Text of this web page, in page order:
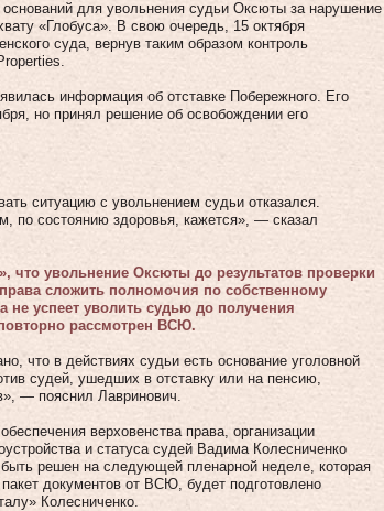
для увольнения судьи Оксюты за нарушение
«Глобуса». В свою очередь, 15 октября
суда, вернув таким образом контроль
информация об отставке Побережного. Его
но принял решение об освобождении его
ситуацию с увольнением судьи отказался.
по состоянию здоровья, кажется», — сказал
что увольнение Оксюты до результатов проверки
сложить полномочия по собственному
успеет уволить судью до получения
рассмотрен ВСЮ.
что в действиях судьи есть основание уголовной
судей, ушедших в отставку или на пенсию,
— пояснил Лавринович.
верховенства права, организации
и статуса судей Вадима Колесниченко
решен на следующей пленарной неделе, которая
документов от ВСЮ, будет подготовлено
Колесниченко.